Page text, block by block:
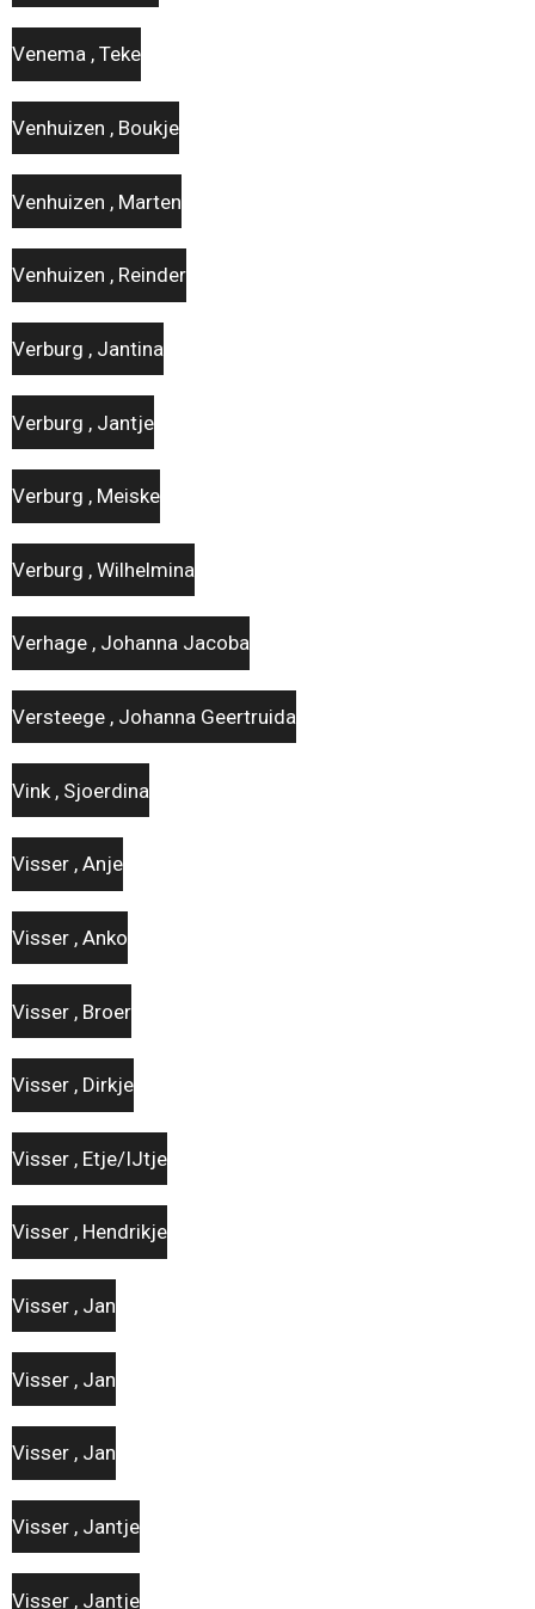
Venema , Teke
Venhuizen , Boukje
Venhuizen , Marten
Venhuizen , Reinder
Verburg , Jantina
Verburg , Jantje
Verburg , Meiske
Verburg , Wilhelmina
Verhage , Johanna Jacoba
Versteege , Johanna Geertruida
Vink , Sjoerdina
Visser , Anje
Visser , Anko
Visser , Broer
Visser , Dirkje
Visser , Etje/IJtje
Visser , Hendrikje
Visser , Jan
Visser , Jan
Visser , Jan
Visser , Jantje
Visser , Jantje